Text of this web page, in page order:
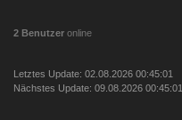
2 Benutzer online
Letztes Update: 02.08.2026 00:45:01
Nächstes Update: 09.08.2026 00:45:01